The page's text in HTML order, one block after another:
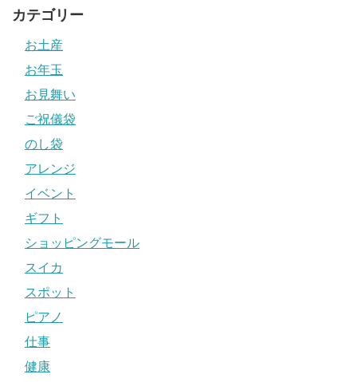
カテゴリー
お土産
お年玉
お見舞い
ご祝儀袋
のし袋
アレンジ
イベント
ギフト
ショッピングモール
スイカ
スポット
ピアノ
仕事
健康